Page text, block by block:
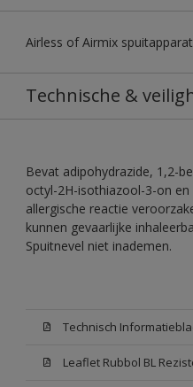
Airless of Airmix
Technische &
Bevat adipohydrazide, 1,2-
octyl-2H-isothiazool-3-on en
allergische reactie
kunnen gevaarlijke
Spuitnevel niet inademen.
Leaflet Rubbol BL